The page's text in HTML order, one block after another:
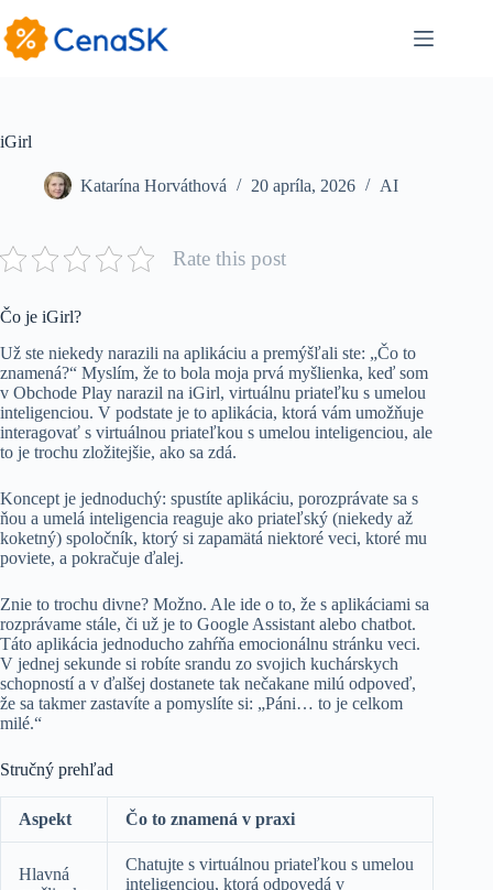
to
content
iGirl
Katarína Horváthová 20 apríla, 2026 AI
Rate this post
Čo je iGirl?
Už ste niekedy narazili na aplikáciu a premýšľali ste: „Čo to
znamená?“ Myslím, že to bola moja prvá myšlienka, keď som
v Obchode Play narazil na iGirl, virtuálnu priateľku s umelou
inteligenciou. V podstate je to aplikácia, ktorá vám umožňuje
interagovať s virtuálnou priateľkou s umelou inteligenciou, ale
to je trochu zložitejšie, ako sa zdá.
Koncept je jednoduchý: spustíte aplikáciu, porozprávate sa s
ňou a umelá inteligencia reaguje ako priateľský (niekedy až
koketný) spoločník, ktorý si zapamätá niektoré veci, ktoré mu
poviete, a pokračuje ďalej.
Znie to trochu divne? Možno. Ale ide o to, že s aplikáciami sa
rozprávame stále, či už je to Google Assistant alebo chatbot.
Táto aplikácia jednoducho zahŕňa emocionálnu stránku veci.
V jednej sekunde si robíte srandu zo svojich kuchárskych
schopností a v ďalšej dostanete tak nečakane milú odpoveď,
že sa takmer zastavíte a pomyslíte si: „Páni… to je celkom
milé.“
Stručný prehľad
Aspekt Čo to znamená v praxi
Hlavná
Chatujte s virtuálnou priateľkou s umelou
inteligenciou, ktorá odpovedá v